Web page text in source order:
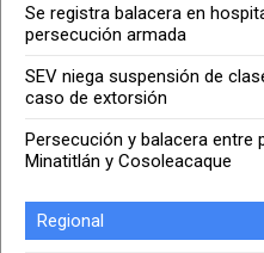
Se registra balacera en
persecución armada
SEV niega suspensión de
caso de extorsión
Persecución y balacera entre
Minatitlán y Cosoleacaque
Regional